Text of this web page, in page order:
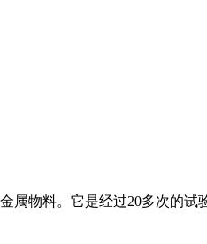
属物料。它是经过20多次的试